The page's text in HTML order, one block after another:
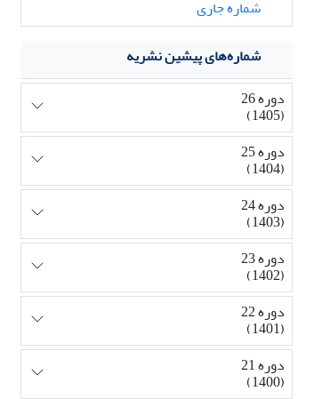
شماره جاری
شماره‌های پیشین نشریه
دوره 26
(1405)
دوره 25
(1404)
دوره 24
(1403)
دوره 23
(1402)
دوره 22
(1401)
دوره 21
(1400)